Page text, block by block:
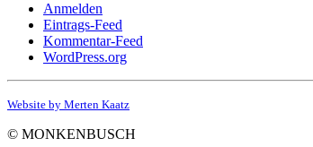
Anmelden
Eintrags-Feed
Kommentar-Feed
WordPress.org
Website by Merten Kaatz
© MONKENBUSCH